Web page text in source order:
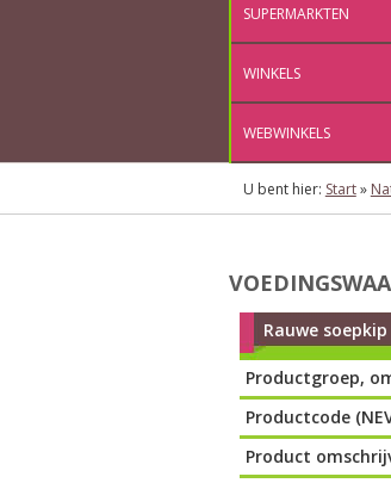
SUPERMARKTEN
WINKELS
WEBWINKELS
U bent hier: Start»
Rauwe
Productgroep,
Productcode
Product